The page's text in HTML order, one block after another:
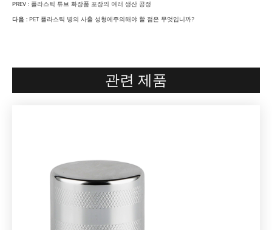
PREV : 플라스틱 튜브 화장품 포장의 여러 생산 공정
다음 : PET 플라스틱 병의 사출 성형에주의해야 할 점은 무엇입니까?
관련 제품